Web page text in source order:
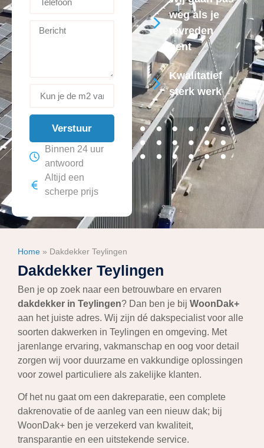
Verstuur
Binnen 24 uur
antwoord
Altijd een
scherpe prijs
weg als je
tevreden
bent
Kwalitatief
sterk werk
Home » Dakdekker Teylingen
Dakdekker Teylingen
Ben je op zoek naar een betrouwbare en ervaren
dakdekker in Teylingen? Dan ben je bij WoonDak+
aan het juiste adres. Wij zijn dé dakspecialist voor alle
soorten dakwerken in Teylingen en omgeving. Met
jarenlange ervaring, vakmanschap en oog voor detail
zorgen wij voor duurzame en vakkundige oplossingen
voor zowel particuliere als zakelijke klanten.
Of het nu gaat om een dakreparatie, een complete
dakrenovatie of de aanleg van een nieuw dak; bij
WoonDak+ ben je verzekerd van kwaliteit,
transparantie en een uitstekende service.